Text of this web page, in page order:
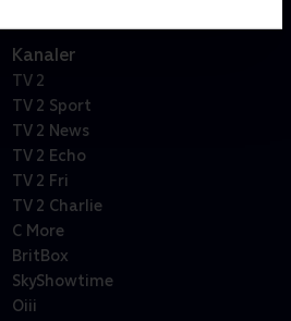
Kanaler
TV 2
TV 2 Sport
TV 2 News
TV 2 Echo
TV 2 Fri
TV 2 Charlie
C More
BritBox
SkyShowtime
Oiii